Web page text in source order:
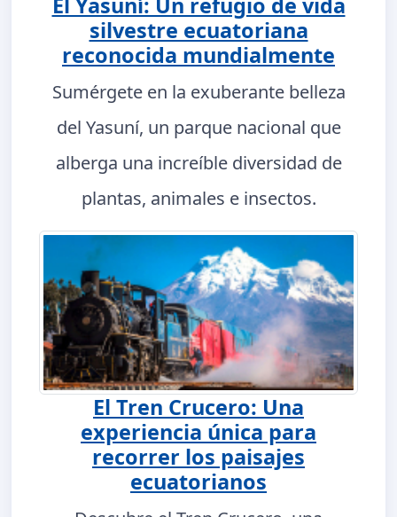
silvestre ecuatoriana
reconocida mundialmente
Sumérgete en la exuberante belleza
del Yasuní, un parque nacional que
alberga una increíble diversidad de
plantas, animales e insectos.
El Tren Crucero: Una
experiencia única para
recorrer los paisajes
ecuatorianos